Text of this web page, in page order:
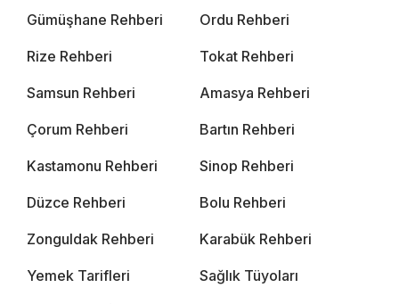
Gümüşhane Rehberi Ordu Rehberi
Rize Rehberi Tokat Rehberi
Samsun Rehberi Amasya Rehberi
Çorum Rehberi Bartın Rehberi
Kastamonu Rehberi Sinop Rehberi
Düzce Rehberi Bolu Rehberi
Zonguldak Rehberi Karabük Rehberi
Yemek Tarifleri Sağlık Tüyoları